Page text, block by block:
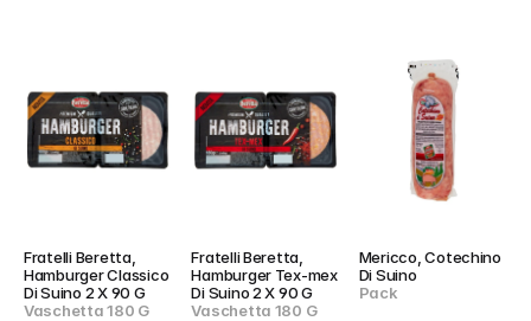
Fratelli Beretta,
Hamburger Classico
Di Suino 2 X 90 G
Vaschetta 180 G
Fratelli Beretta,
Hamburger Tex-mex
Di Suino 2 X 90 G
Vaschetta 180 G
Mericco, Cotechino
Di Suino
Pack